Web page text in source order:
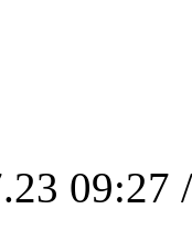
09:27